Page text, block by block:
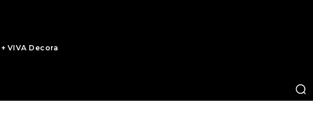
+ VIVA Decora